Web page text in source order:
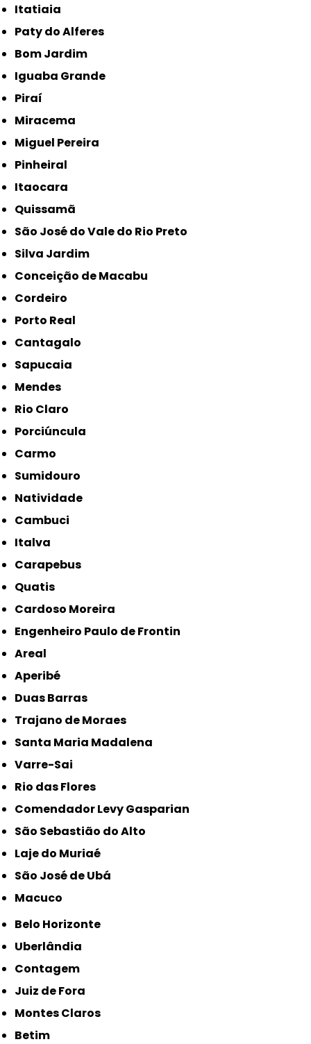
Itatiaia
Paty do Alferes
Bom Jardim
Iguaba Grande
Piraí
Miracema
Miguel Pereira
Pinheiral
Itaocara
Quissamã
São José do Vale do Rio Preto
Silva Jardim
Conceição de Macabu
Cordeiro
Porto Real
Cantagalo
Sapucaia
Mendes
Rio Claro
Porciúncula
Carmo
Sumidouro
Natividade
Cambuci
Italva
Carapebus
Quatis
Cardoso Moreira
Engenheiro Paulo de Frontin
Areal
Aperibé
Duas Barras
Trajano de Moraes
Santa Maria Madalena
Varre-Sai
Rio das Flores
Comendador Levy Gasparian
São Sebastião do Alto
Laje do Muriaé
São José de Ubá
Macuco
Belo Horizonte
Uberlândia
Contagem
Juiz de Fora
Montes Claros
Betim